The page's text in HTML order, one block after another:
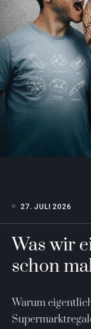
BOZEN
Es gibt
über Bord
27. JULI 2026